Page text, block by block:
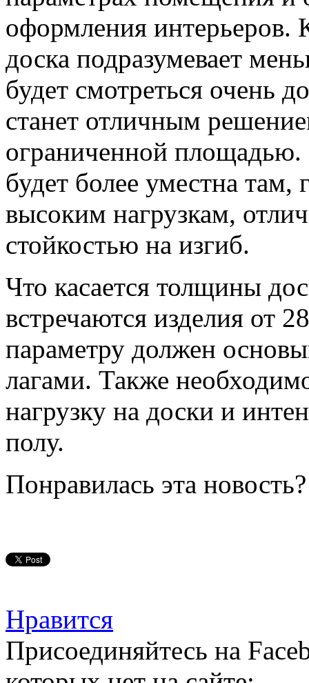
оформления интерьеров.
доска подразумевает
будет смотреться очень
станет отличным
ограниченной площадью.
будет более уместна там,
высоким нагрузкам,
стойкостью на изгиб.
Что касается толщины
встречаются изделия от
параметру должен
лагами. Также
нагрузку на доски и
полу.
Понравилась эта
Нравится
Присоединяйтесь на